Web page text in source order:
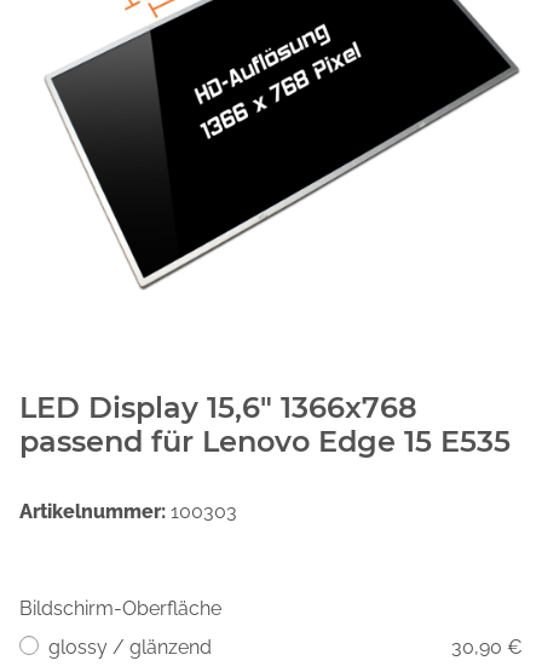
LED Display 15,6" 1366x768
passend für Lenovo Edge 15 E535
Artikelnummer: 100303
Bildschirm-Oberfläche
glossy / glänzend
30,90 €